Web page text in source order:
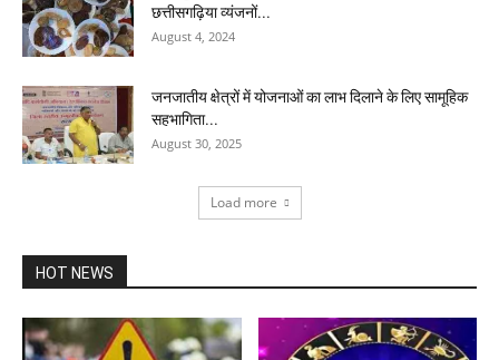
छत्तीसगढ़िया व्यंजनों...
August 4, 2024
जनजातीय क्षेत्रों में योजनाओं का लाभ दिलाने के लिए सामूहिक
सहभागिता...
August 30, 2025
Load more
HOT NEWS